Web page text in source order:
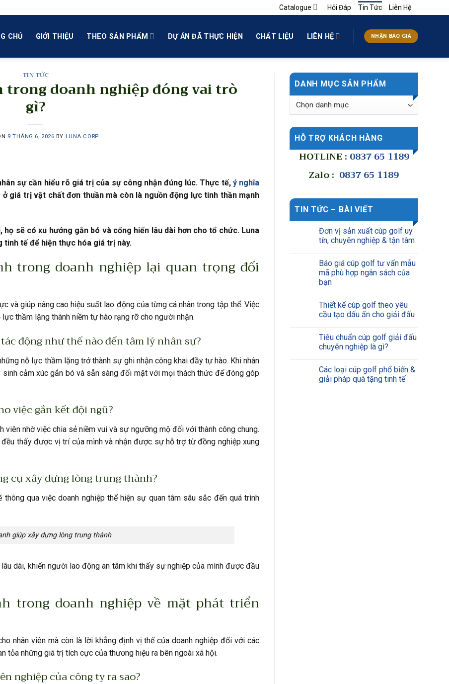
Catalogue Hỏi Đáp Tin Tức Liên Hệ
CHỦ GIỚI THIỆU THEO SẢN PHẨM DỰ ÁN ĐÃ THỰC HIỆN CHẤT LIỆU LIÊN HỆ NHẬN BÁO GIÁ
TIN TỨC
trong doanh nghiệp đóng vai trò
gì?
9 THÁNG 6, 2026 BY LUNA CORP
sự cần hiểu rõ giá trị của sự công nhận đúng lúc. Thực tế, ý nghĩa
giá trị vật chất đơn thuần mà còn là nguồn động lực tinh thần mạnh
sẽ có xu hướng gắn bó và cống hiến lâu dài hơn cho tổ chức. Luna
tinh tế để hiện thực hóa giá trị này.
trong doanh nghiệp lại quan trọng đối
và giúp nâng cao hiệu suất lao động của từng cá nhân trong tập thể. Việc
thầm lặng thành niềm tự hào rạng rỡ cho người nhận.
động như thế nào đến tâm lý nhân sự?
nỗ lực thầm lặng trở thành sự ghi nhận công khai đầy tự hào. Khi nhân
cảm xúc gắn bó và sẵn sàng đối mặt với mọi thách thức để đóng góp
việc gắn kết đội ngũ?
nhờ việc chia sẻ niềm vui và sự ngưỡng mộ đối với thành công chung.
thấy được vị trí của mình và nhận được sự hỗ trợ từ đồng nghiệp xung
cụ xây dựng lòng trung thành?
qua việc doanh nghiệp thể hiện sự quan tâm sâu sắc đến quá trình
giúp xây dựng lòng trung thành
dài, khiến người lao động an tâm khi thấy sự nghiệp của mình được đầu
trong doanh nghiệp về mặt phát triển
nhân viên mà còn là lời khẳng định vị thế của doanh nghiệp đối với các
tỏa những giá trị tích cực của thương hiệu ra bên ngoài xã hội.
nghiệp của công ty ra sao?
DANH MỤC SẢN PHẨM
HỖ TRỢ KHÁCH HÀNG
HOTLINE : 0837 65 1189
Zalo : 0837 65 1189
TIN TỨC – BÀI VIẾT
Đơn vị sản xuất cúp golf uy
tín, chuyên nghiệp & tận tâm
Báo giá cúp golf tư vấn mẫu
mã phù hợp ngân sách của
bạn
Thiết kế cúp golf theo yêu
cầu tạo dấu ấn cho giải đấu
Tiêu chuẩn cúp golf giải đấu
chuyên nghiệp là gì?
Các loại cúp golf phổ biến &
giải pháp quà tặng tinh tế